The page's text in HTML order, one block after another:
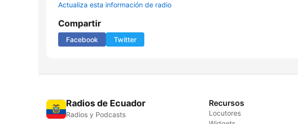
Actualiza esta información de radio
Compartir
Facebook Twitter
Radios de Ecuador
Radios y Podcasts
Recursos
Locutores